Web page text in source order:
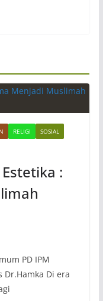
RELIGI
SOSIAL
:
PD IPM
Dr.Hamka Di era